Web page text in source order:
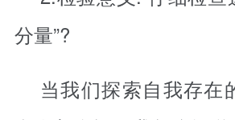
分量”?
当我们探索自我存在